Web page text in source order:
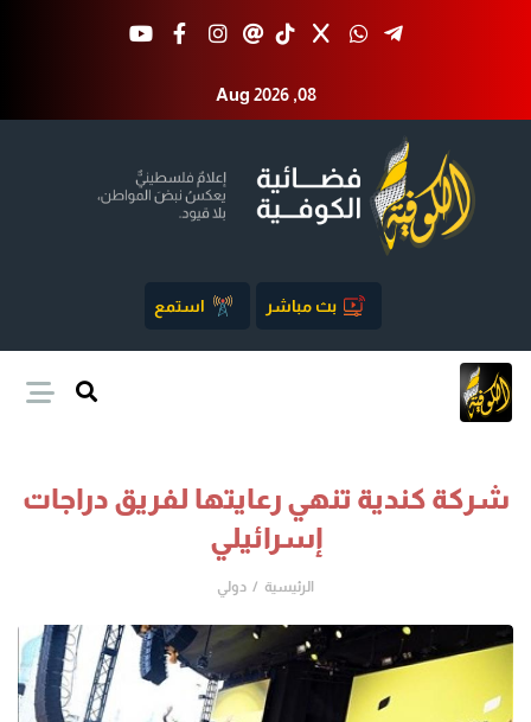
Aug 2026 ,08
بث مباشر استمع
شركة كندية تنهي رعايتها لفريق دراجات
إسرائيلي
الرئيسية دولي